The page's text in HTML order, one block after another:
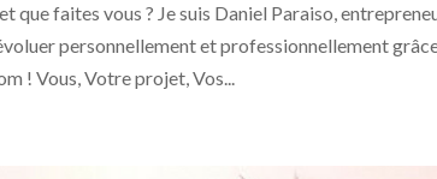
que faites vous ? Je suis Daniel Paraiso,
personnellement et professionnellement
! Vous, Votre projet, Vos...